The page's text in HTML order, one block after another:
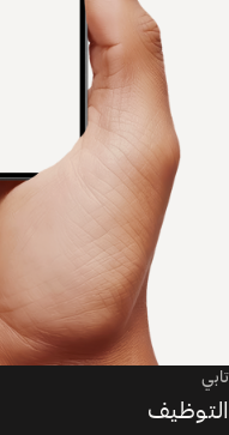
تابي
التوظيف